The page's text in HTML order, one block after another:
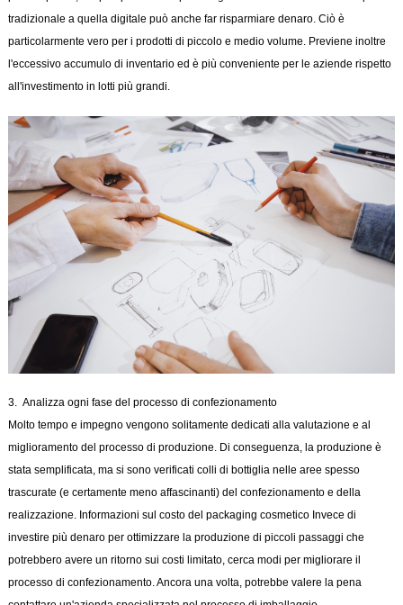
tradizionale a quella digitale può anche far risparmiare denaro. Ciò è
particolarmente vero per i prodotti di piccolo e medio volume. Previene inoltre
l'eccessivo accumulo di inventario ed è più conveniente per le aziende rispetto
all'investimento in lotti più grandi.
3. Analizza ogni fase del processo di confezionamento
Molto tempo e impegno vengono solitamente dedicati alla valutazione e al
miglioramento del processo di produzione. Di conseguenza, la produzione è
stata semplificata, ma si sono verificati colli di bottiglia nelle aree spesso
trascurate (e certamente meno affascinanti) del confezionamento e della
realizzazione. Informazioni sul costo del packaging cosmetico Invece di
investire più denaro per ottimizzare la produzione di piccoli passaggi che
potrebbero avere un ritorno sui costi limitato, cerca modi per migliorare il
processo di confezionamento. Ancora una volta, potrebbe valere la pena